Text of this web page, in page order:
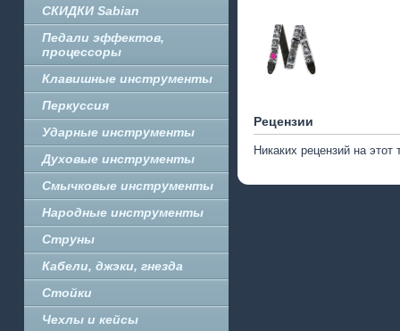
СКИДКИ Sabian
Педали эффектов,
процессоры
Клавишные инструменты
Перкуссия
Ударные инструменты
Духовые инструменты
Смычковые инструменты
Народные инструменты
Струны
Кабели, джэки, гнезда
Стойки
Чехлы и кейсы
Рецензии
Никаких рецензий на этот